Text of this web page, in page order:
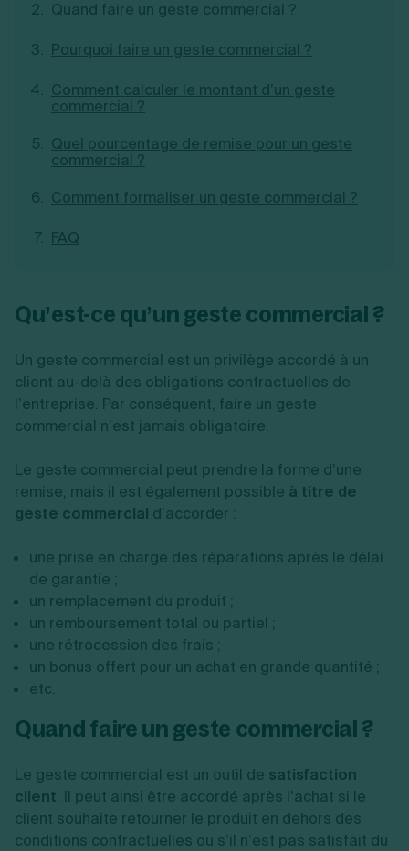
Toutes les modifications
Je souhaite être accompagné
Découvrez notre cabinet d'expertise
comptable LS Compta
Création d'EURL
Création de SARL
Création de SCI
Création d'association
Ouverture compte pro
Fermeture d’une entreprise
Création d'entreprise
Quand faire un geste commercial ?
Pourquoi faire un geste commercial ?
Comment calculer le montant d’un geste
commercial ?
Quel pourcentage de remise pour un geste
commercial ?
Comment formaliser un geste commercial ?
FAQ
Qu’est-ce qu’un geste commercial ?
Un geste commercial est un privilège accordé à un
client au-delà des obligations contractuelles de
l’entreprise. Par conséquent, faire un geste
commercial n’est jamais obligatoire.
Le geste commercial peut prendre la forme d’une
remise, mais il est également possible à titre de
geste commercial d’accorder :
une prise en charge des réparations après le délai
de garantie ;
un remplacement du produit ;
un remboursement total ou partiel ;
une rétrocession des frais ;
un bonus offert pour un achat en grande quantité ;
etc.
Quand faire un geste commercial ?
Le geste commercial est un outil de satisfaction
client. Il peut ainsi être accordé après l’achat si le
client souhaite retourner le produit en dehors des
conditions contractuelles ou s’il n’est pas satisfait du